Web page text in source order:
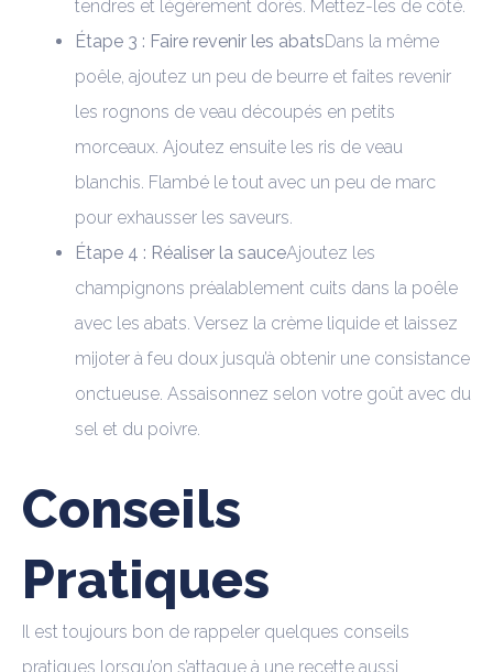
tendres et légèrement dorés. Mettez-les de côté.
Étape 3 : Faire revenir les abatsDans la même
poêle, ajoutez un peu de beurre et faites revenir
les rognons de veau découpés en petits
morceaux. Ajoutez ensuite les ris de veau
blanchis. Flambé le tout avec un peu de marc
pour exhausser les saveurs.
Étape 4 : Réaliser la sauceAjoutez les
champignons préalablement cuits dans la poêle
avec les abats. Versez la crème liquide et laissez
mijoter à feu doux jusqu’à obtenir une consistance
onctueuse. Assaisonnez selon votre goût avec du
sel et du poivre.
Conseils
Pratiques
Il est toujours bon de rappeler quelques conseils
pratiques lorsqu’on s’attaque à une recette aussi